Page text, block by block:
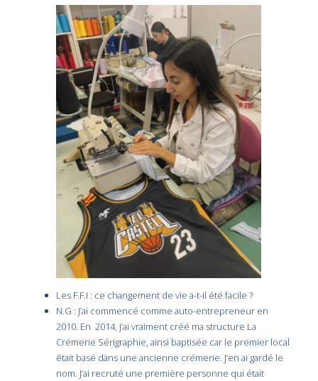
Les F.F.I : ce changement de vie a-t-il été facile ?
N.G : J’ai commencé comme auto-entrepreneur en
2010. En 2014, j’ai vraiment créé ma structure La
Crémerie Sérigraphie, ainsi baptisée car le premier local
était basé dans une ancienne crémerie. J’en ai gardé le
nom. J’ai recruté une première personne qui était